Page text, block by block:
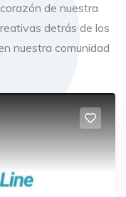
de nuestra
detrás de los
nuestra comunidad